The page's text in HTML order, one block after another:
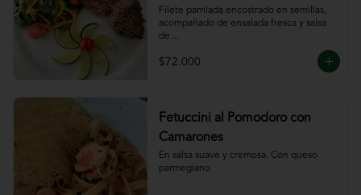
salsa de ajillo
Filete parrilada encostrado en semillas,
acompañado de ensalada fresca y salsa
de
$72.000
Fetuccini al Pomodoro con
Camarones
En salsa suave y cremosa. Con queso
parmegiano